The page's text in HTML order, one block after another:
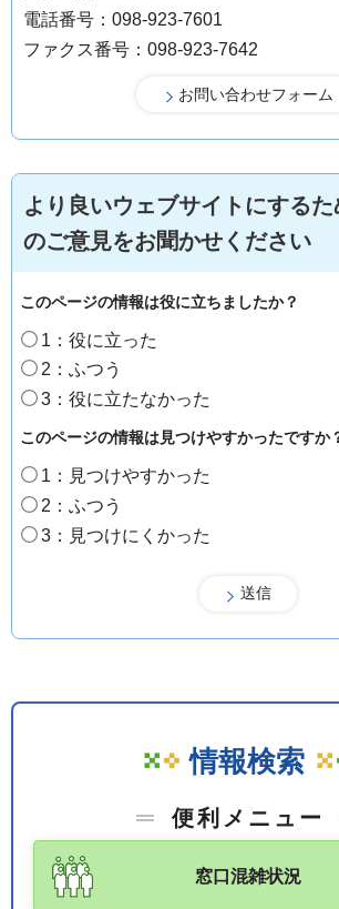
電話番号：098-923-7601
ファクス番号：098-923-7642
より良いウェブサイトにするた
のご意見をお聞かせください
このページの情報は役に立ちましたか？
1：役に立った
2：ふつう
3：役に立たなかった
このページの情報は見つけやすかったですか
1：見つけやすかった
2：ふつう
3：見つけにくかった
情報検索
便利メニュー
窓口混雑状況